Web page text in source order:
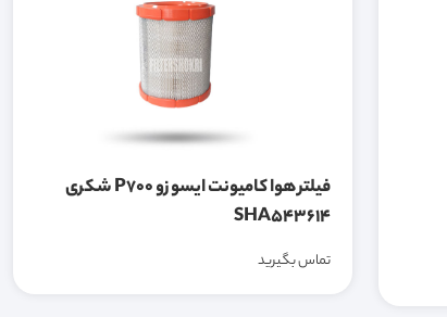
فیلتر هوا کامیونت ایسوزو P700 شکری
SHA543614
تماس بگیرید